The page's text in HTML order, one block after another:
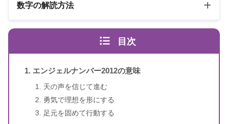
スピリカ（自己紹介はこちら）
エンジェル・ナンバー 数字は天使
著者
ドリーン・バーチュー、リネッ
ト・ブラウン
訳者 牧野・M・美枝
数字の解読方法
エンジェルナンバーの解読方法は桁ごとに異なります
目次
エンジェルナンバー2012の意味
天の声を信じて進む
勇気で理想を形にする
足元を固めて行動する